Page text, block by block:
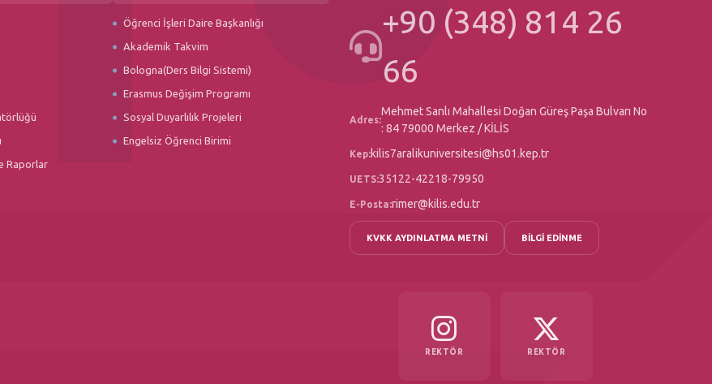
Raporlar
Öğrenci İşleri Daire Başkanlığı
Akademik Takvim
Bologna(Ders Bilgi Sistemi)
Erasmus Değişim Programı
Sosyal Duyarlılık Projeleri
Engelsiz Öğrenci Birimi
+90 (348) 814 26
66
Adres:
Mehmet Sanlı Mahallesi Doğan Güreş Paşa Bulvarı No
: 84 79000 Merkez / KİLİS
Kep:kilis7aralikuniversitesi@hs01.kep.tr
UETS:35122-42218-79950
E-Posta:rimer@kilis.edu.tr
KVKK AYDINLATMA METNİ BİLGİ EDİNME
REKTÖR REKTÖR